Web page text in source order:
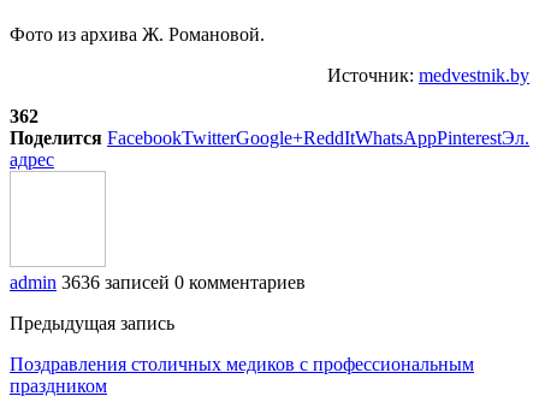
Фото из архива Ж. Романовой.
Источник: medvestnik.by
362
Поделится FacebookTwitterGoogle+ReddItWhatsAppPinterestЭл.
адрес
admin 3636 записей 0 комментариев
Предыдущая запись
Поздравления столичных медиков с профессиональным
праздником